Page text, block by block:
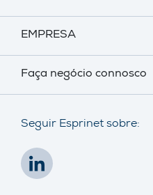
EMPRESA
Faça negócio connosco
Seguir Esprinet sobre: